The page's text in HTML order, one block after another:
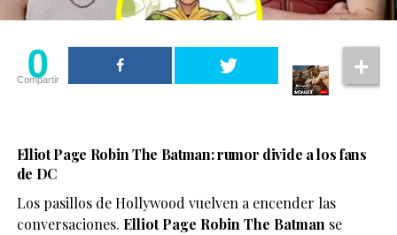
IA se han vuelto cada vez más populares, permitiendo
inéditas entre personajes de franquicias famosas,
aunque también han abierto el debate sobre la
necesidad de identificar claramente este tipo de
En este caso, el objetivo del video parece ser
únicamente divertir a los seguidores de X-Men, quienes
han convertido el clip en uno de los contenidos virales
del momento.
0
Compartir
Elliot Page Robin The Batman: rumor divide a los fans
de DC
Los pasillos de Hollywood vuelven a encender las
conversaciones. Elliot Page Robin The Batmanse